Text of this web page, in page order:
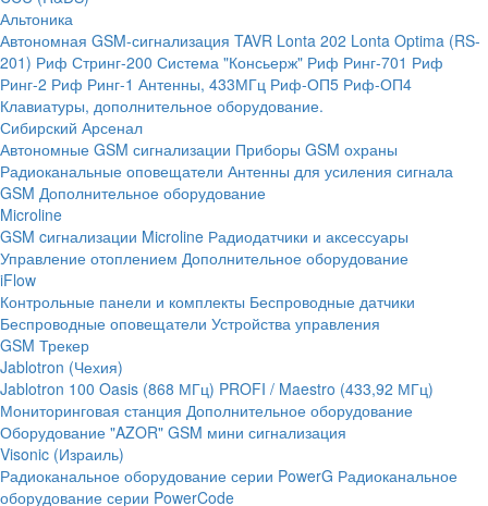
Альтоника
Автономная GSM-сигнализация TAVR Lonta 202 Lonta Optima (RS-
201) Риф Стринг-200 Система "Консьерж" Риф Ринг-701 Риф
Ринг-2 Риф Ринг-1 Антенны, 433МГц Риф-ОП5 Риф-ОП4
Клавиатуры, дополнительное оборудование.
Сибирский Арсенал
Автономные GSM сигнализации Приборы GSM охраны
Радиоканальные оповещатели Антенны для усиления сигнала
GSM Дополнительное оборудование
Microline
GSM cигнализации Microline Радиодатчики и аксессуары
Управление отоплением Дополнительное оборудование
iFlow
Контрольные панели и комплекты Беспроводные датчики
Беспроводные оповещатели Устройства управления
GSM Трекер
Jablotron (Чехия)
Jablotron 100 Oasis (868 МГц) PROFI / Maestro (433,92 МГц)
Мониторинговая станция Дополнительное оборудование
Оборудование "AZOR" GSM мини сигнализация
Visonic (Израиль)
Радиоканальное оборудование серии PowerG Радиоканальное
оборудование серии PowerCode